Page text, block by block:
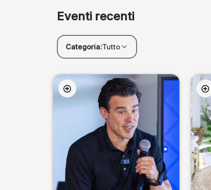
Eventi recenti
Categoria:Tutto